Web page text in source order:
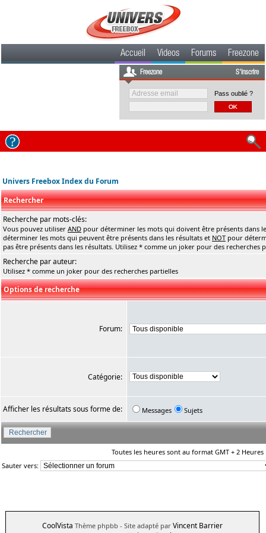
Accueil Videos Forums Freezone
Freezone S'inscrire
Pass oublié ?
Univers Freebox Index du Forum
Rechercher
Recherche par mots-clés:
Vous pouvez utiliser AND pour déterminer les mots qui doivent être présents dans
déterminer les mots qui peuvent être présents dans les résultats et NOT pour
pas être présents dans les résultats. Utilisez * comme un joker pour des recherches
Recherche par auteur:
Utilisez * comme un joker pour des recherches partielles
Options de recherche
Forum:
Catégorie:
Afficher les résultats sous forme de: Messages Sujets
Toutes les heures sont au format GMT + 2 Heures
Sauter vers:
CoolVista Thème phpbb - Site adapté par Vincent Barrier